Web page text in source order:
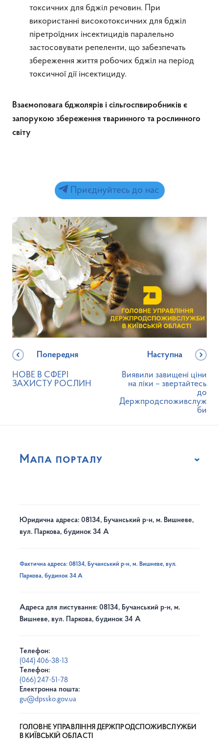
токсичних для бджіл речовин. При
використанні високотоксичних для бджіл
піретроїдних інсектицидів паралельно
застосовувати репеленти, що забезпечать
збереження життя робочих бджіл на період
токсичної дії інсектициду.
Взаємоповага бджолярів і сільгоспвиробників є
запорукою збереження тваринного та рослинного
світу
Приєднуйтесь до нас
Попередня
НОВЕ В СФЕРІ
ЗАХИСТУ РОСЛИН
Наступна
Виявили завищені ціни
на ліки – звертайтесь
до
Держпродспоживслуж
би
Мапа порталу
Юридична адреса: 08134, Бучанський р-н, м. Вишневе,
вул. Паркова, будинок 34 А
Фактична адреса: 08134, Бучанський р-н, м. Вишневе, вул.
Паркова, будинок 34 А
Адреса для листування: 08134, Бучанський р-н, м.
Вишневе, вул. Паркова, будинок 34 А
Телефон:
(044) 406-38-13
Телефон:
(066) 247-51-78
Електронна пошта:
gu@dpssko.gov.ua
ГОЛОВНЕ УПРАВЛІННЯ ДЕРЖПРОДСПОЖИВСЛУЖБИ
В КИЇВСЬКІЙ ОБЛАСТІ